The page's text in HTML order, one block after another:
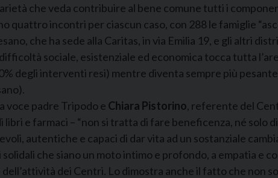
che veda contribuire al bene comune tutti i
quattro incontri per ciascun caso, con 288 le famiglie
che ha sede alla Caritas, in via Emilia 19, e gli altri
sociale, esistenziale ed economica tocca tutta
degli interventi resi) mentre diventa sempre più
voce padre Tripodo e Chiara Pistorino, referente del
e farmaci – “non si tratta di fare beneficenza, né solo
autentiche e capaci di dar vita ad un sostanziale
che siano un moto intimo e profondo, a empatia e
dell’attività dei Centri. Lo dimostra anche il fatto che non